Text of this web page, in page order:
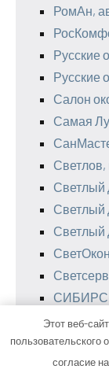
РомАн,
Русские
Русские
Салон
Самая
Светлов,
Светлый
Светлый
Светлый
Этот веб-
пользовательского
согласие